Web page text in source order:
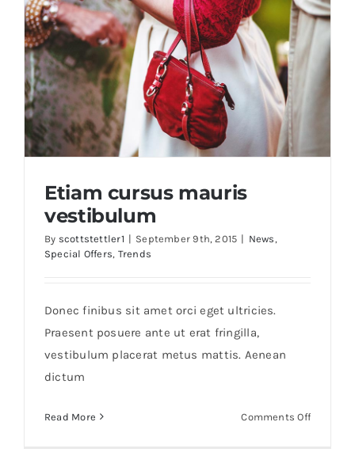
Etiam cursus mauris
vestibulum
By scottstettler1 | September 9th, 2015 | News ,
Special Offers, Trends
Donec finibus sit amet orci eget ultricies.
Praesent posuere ante ut erat fringilla,
vestibulum placerat metus mattis. Aenean
dictum
Read More Comments Offon